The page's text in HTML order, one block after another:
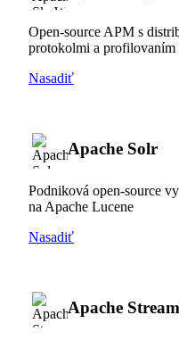
Open-source APM s
protokolmi a profilovaním
Nasadiť
Apache Solr
Podniková open-source
na Apache Lucene
Nasadiť
Apache